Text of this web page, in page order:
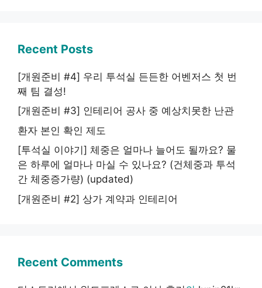
Recent Posts
[개원준비 #4] 우리 투석실 든든한 어벤저스 첫 번
째 팀 결성!
[개원준비 #3] 인테리어 공사 중 예상치못한 난관
환자 본인 확인 제도
[투석실 이야기] 체중은 얼마나 늘어도 될까요? 물
은 하루에 얼마나 마실 수 있나요? (건체중과 투석
간 체중증가량) (updated)
[개원준비 #2] 상가 계약과 인테리어
Recent Comments